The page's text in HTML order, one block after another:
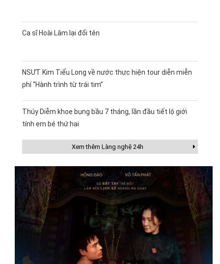
Ca sĩ Hoài Lâm lại đổi tên
NSƯT Kim Tiểu Long về nước thực hiện tour diễn miễn
phí “Hành trình từ trái tim”
Thúy Diễm khoe bụng bầu 7 tháng, lần đầu tiết lộ giới
tính em bé thứ hai
Xem thêm Làng nghệ 24h